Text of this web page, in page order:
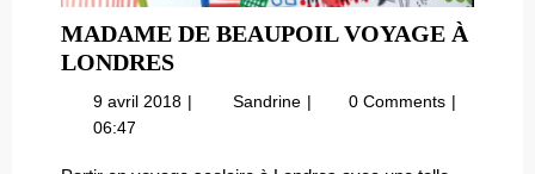
MADAME DE BEAUPOIL VOYAGE À
LONDRESMADAME
DE
BEAUPOIL
9 avril 2018 9
Sandrine Madame0 Comments
06:47